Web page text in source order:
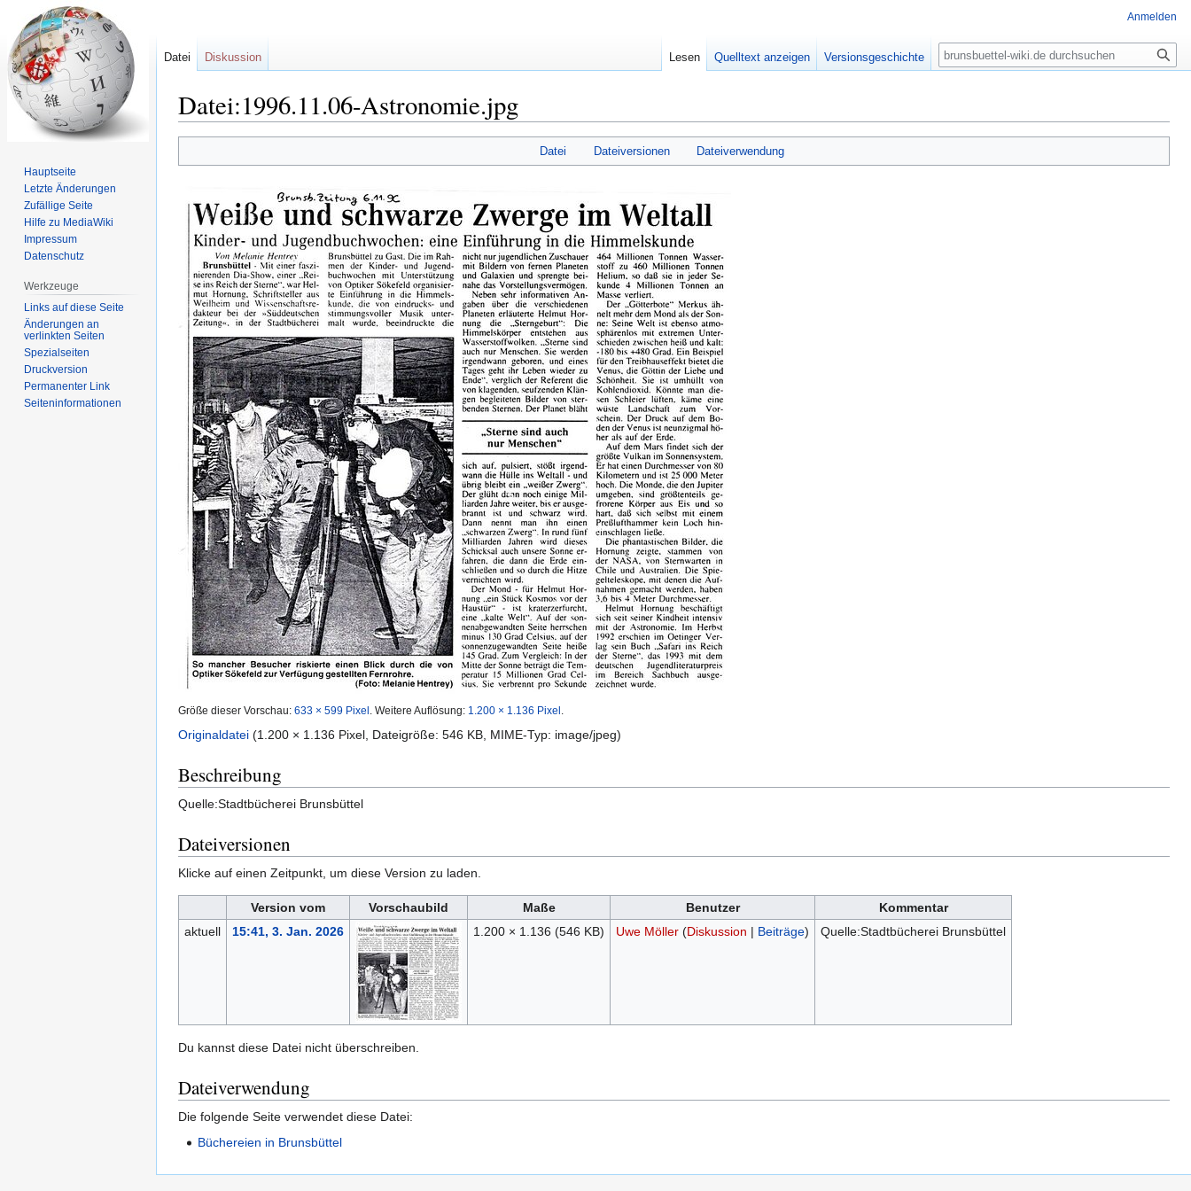
Datei:1996.11.06-Astronomie.jpg
Navigation
Suche
Datei Dateiversionen Dateiverwendung
Größe dieser Vorschau: 633 × 599 Pixel Weitere Auflösung: 1.200 × 1.136 Pixel
Originaldatei (1.200 × 1.136 Pixel, Dateigröße: 546 KB, MIME-Typ: image/jpeg)
Beschreibung
Quelle:Stadtbücherei Brunsbüttel
Dateiversionen
Klicke auf einen Zeitpunkt, um diese Version zu laden.
Version vom Vorschaubild Maße Benutzer
Kommentar
aktuell
15:41, 3. Jan. 2026 1.200 × 1.136 (546 KB) Uwe Möller (Diskussion | Beiträge) Quelle:Stadtbücherei Brunsbüttel
Du kannst diese Datei nicht überschreiben.
Dateiverwendung
Die folgende Seite verwendet diese Datei:
Büchereien in Brunsbüttel
Anmelden
Datei Diskussion Lesen Quelltext anzeigen Versionsgeschichte
Suche
Hauptseite
Letzte Änderungen
Zufällige Seite
Hilfe zu MediaWiki
Impressum
Datenschutz
Werkzeuge
Links auf diese Seite
Änderungen an
verlinkten Seiten
Spezialseiten
Druckversion
Permanenter Link
Seiten­informationen